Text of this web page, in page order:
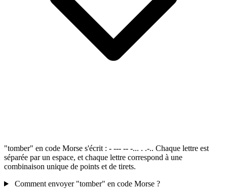
"tomber" en code Morse s'écrit : - --- -- -... . .-.. Chaque lettre est
séparée par un espace, et chaque lettre correspond à une
combinaison unique de points et de tirets.
Comment envoyer "tomber" en code Morse ?